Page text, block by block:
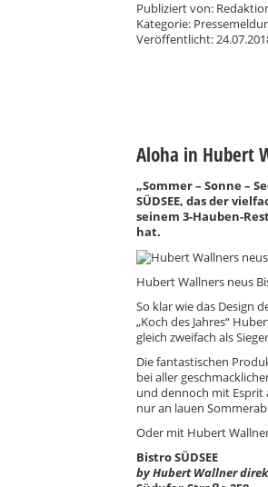
Publiziert von:
Kategorie:
Veröffentlicht:
Aloha in Hubert
„Sommer – Sonne –
SÜDSEE, das der
seinem 3-Hauben-
hat.
Hubert Wallners neus
So klar wie das Design
„Koch des Jahres“
gleich zweifach als
Die fantastischen
bei aller
und dennoch mit Esprit
nur an lauen
Oder mit Hubert
Bistro SÜDSEE
by Hubert Wallner